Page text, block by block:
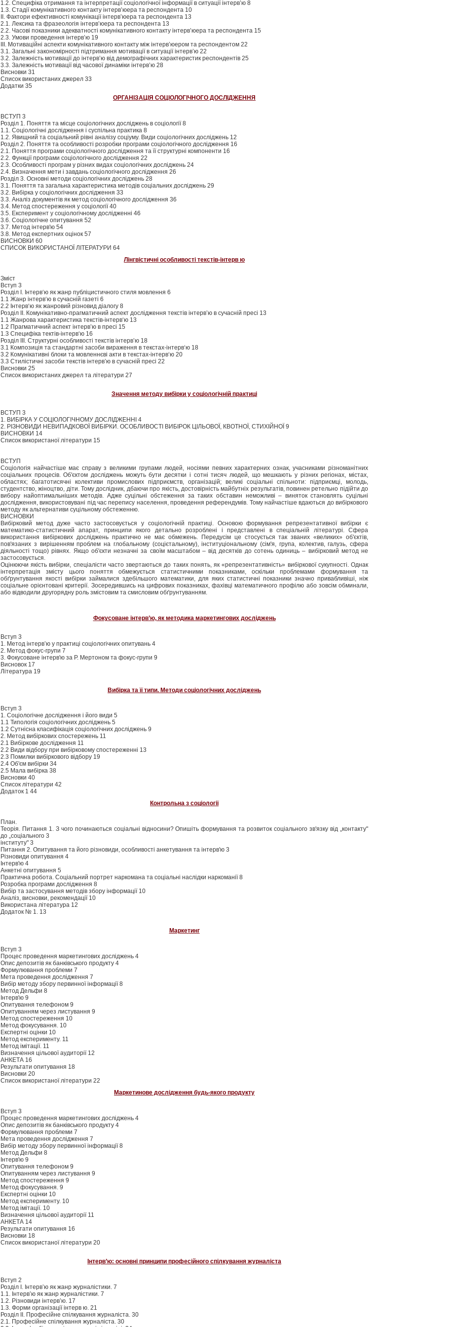
1.2. Специфіка отримання та інтерпретації соціологічної інформації в ситуації інтерв’ю 8
1.3. Стадії комунікативного контакту інтерв’юера та респондента 10
ІІ. Фактори ефективності комунікації інтерв’юера та респондента 13
2.1. Лексика та фразеологія інтерв’юера та респондента 13
2.2. Часові показники адекватності комунікативного контакту інтерв’юера та респондента 15
2.3. Умови проведення інтерв’ю 19
III. Мотиваційні аспекти комунікативного контакту між інтерв’юером та респондентом 22
3.1. Загальні закономірності підтримання мотивації в ситуації інтерв’ю 22
3.2. Залежність мотивації до інтерв’ю від демографічних характеристик респондентів 25
3.3. Залежність мотивації від часової динаміки інтерв’ю 28
Висновки 31
Список використаних джерел 33
Додатки 35
ОРГАНІЗАЦІЯ СОЦІОЛОГІЧНОГО ДОСЛІДЖЕННЯ
ВСТУП 3
Розділ 1. Поняття та місце соціологічних досліджень в соціології 8
1.1. Соціологічні дослідження і суспільна практика 8
1.2. Явищний та соціальний рівні аналізу соціуму. Види соціологічних досліджень 12
Розділ 2. Поняття та особливості розробки програми соціологічного дослідження 16
2.1. Поняття програми соціологічного дослідження та її структурні компоненти 16
2.2. Функції програми соціологічного дослідження 22
2.3. Особливості програм у різних видах соціологічних досліджень 24
2.4. Визначення мети і завдань соціологічного дослідження 26
Розділ 3. Основні методи соціологічних досліджень 28
3.1. Поняття та загальна характеристика методів соціальних досліджень 29
3.2. Вибірка у соціологічних дослідження 33
3.3. Аналіз документів як метод соціологічного дослідження 36
3.4. Метод спостереження у соціології 40
3.5. Експеримент у соціологічному дослідженні 46
3.6. Соціологічне опитування 52
3.7. Метод інтерв'ю 54
3.8. Метод експертних оцінок 57
ВИСНОВКИ 60
СПИСОК ВИКОРИСТАНОЇ ЛІТЕРАТУРИ 64
Лінгвістичні особливості текстів-інтерв ю
Зміст
Вступ 3
Розділ І. Інтерв‘ю як жанр публіцистичного стиля мовлення 6
1.1 Жанр інтерв‘ю в сучасній газеті 6
2.2 Інтерв‘ю як жанровий різновид діалогу 8
Розділ ІІ. Комунікативно-прагматичний аспект дослідження текстів інтерв’ю в сучасній пресі 13
1.1 Жанрова характеристика текстів-інтерв‘ю 13
1.2 Прагматичний аспект інтерв’ю в пресі 15
1.3 Специфіка тектів-інтерв‘ю 16
Розділ ІІІ. Структурні особливості текстів інтерв’ю 18
3.1 Композиція та стандартні засоби вираження в текстах-інтерв‘ю 18
3.2 Комунікативні блоки та мовленнєві акти в текстах-інтерв‘ю 20
3.3 Стилістичні засоби текстів інтерв’ю в сучасній пресі 22
Висновки 25
Список використаних джерел та літератури 27
Значення методу вибірки у соціологічній практиці
ВСТУП 3
1. ВИБІРКА У СОЦІОЛОГІЧНОМУ ДОСЛІДЖЕННІ 4
2. РІЗНОВИДИ НЕВИПАДКОВОЇ ВИБІРКИ. ОСОБЛИВОСТІ ВИБІРОК ЦІЛЬОВОЇ, КВОТНОЇ, СТИХІЙНОЇ 9
ВИСНОВКИ 14
Список використаної літератури 15
ВСТУП
Соціологія найчастіше має справу з великими групами людей, носіями певних характерних ознак, учасниками різноманітних
соціальних процесів. Об'єктом досліджень можуть бути десятки і сотні тисяч людей, що мешкають у різних регіонах, містах,
областях; багатотисячні колективи промислових підприємств, організацій; великі соціальні спільноти: підприємці, молодь,
студентство, жіноцтво, діти. Тому дослідник, дбаючи про якість, достовірність майбутніх результатів, повинен ретельно підійти до
вибору найоптимальніших методів. Адже суцільні обстеження за таких обставин неможливі – виняток становлять суцільні
дослідження, використовувані під час перепису населення, проведення референдумів. Тому найчастіше вдаються до вибіркового
методу як альтернативи суцільному обстеженню.
ВИСНОВКИ
Вибірковий метод дуже часто застосовується у соціологічній практиці. Основою формування репрезентативної вибірки є
математико-статистичний апарат, принципи якого детально розроблені і представлені в спеціальній літературі. Сфера
використання вибіркових досліджень практично не має обмежень. Передусім це стосується так званих «великих» об'єктів,
пов'язаних з вирішенням проблем на глобальному (соцієтальному), інституціональному (сім'я, група, колектив, галузь, сфера
діяльності тощо) рівнях. Якщо об'єкти незначні за своїм масштабом – від десятків до сотень одиниць – вибірковий метод не
застосовується.
Оцінюючи якість вибірки, спеціалісти часто звертаються до таких понять, як «репрезентативність» вибіркової сукупності. Однак
інтерпретація змісту цього поняття обмежується статистичними показниками, оскільки проблемами формування та
обґрунтування якості вибірки займалися здебільшого математики, для яких статистичні показники значно привабливіші, ніж
соціальне орієнтовані критерії. Зосередившись на цифрових показниках, фахівці математичного профілю або зовсім обминали,
або відводили другорядну роль змістовим та смисловим обґрунтуванням.
Фокусоване інтерв’ю, як методика маркетингових досліджень
Вступ 3
1. Метод інтерв’ю у практиці соціологічних опитувань 4
2. Метод фокус-групи 7
3. Фокусоване інтерв'ю за Р. Мертоном та фокус-групи 9
Висновок 17
Література 19
Вибірка та її типи. Методи соціологічних досліджень
Вступ 3
1. Соціологічне дослідження і його види 5
1.1 Типологія соціологічних досліджень 5
1.2 Сутнісна класифікація соціологічних досліджень 9
2. Метод вибіркових спостережень 11
2.1 Вибіркове дослідження 11
2.2 Види відбору при вибірковому спостереженні 13
2.3 Помилки вибіркового відбору 19
2.4 Об'єм вибірки 34
2.5 Мала вибірка 38
Висновки 40
Список літератури 42
Додаток 1 44
Контрольна з соціології
План.
Теорія. Питання 1. З чого починаються соціальні відносини? Опишіть формування та розвиток соціального зв'язку від „контакту"
до „соціального 3
інституту" 3
Питання 2. Опитування та його різновиди, особливості анкетування та інтерв'ю 3
Різновиди опитування 4
Інтерв'ю 4
Анкетні опитування 5
Практична робота. Соціальний портрет наркомана та соціальні наслідки наркоманії 8
Розробка програми дослідження 8
Вибір та застосування методів збору інформації 10
Аналіз, висновки, рекомендації 10
Використана література 12
Додаток № 1. 13
Маркетинг
Вступ 3
Процес проведення маркетингових досліджень 4
Опис депозитів як банківського продукту 4
Формулювання проблеми 7
Мета проведення дослідження 7
Вибір методу збору первинної інформації 8
Метод Дельфи 8
Інтерв'ю 9
Опитування телефоном 9
Опитуванням через листування 9
Метод спостереження 10
Метод фокусування. 10
Експертні оцінки 10
Метод експерименту. 11
Метод імітації. 11
Визначення цільової аудиторії 12
АНКЕТА 16
Результати опитування 18
Висновки 20
Список використаної літератури 22
Маркетинове дослідження будь-якого продукту
Вступ 3
Процес проведення маркетингових досліджень 4
Опис депозитів як банківського продукту 4
Формулювання проблеми 7
Мета проведення дослідження 7
Вибір методу збору первинної інформації 8
Метод Дельфи 8
Інтерв'ю 9
Опитування телефоном 9
Опитуванням через листування 9
Метод спостереження 9
Метод фокусування. 9
Експертні оцінки 10
Метод експерименту. 10
Метод імітації. 10
Визначення цільової аудиторії 11
АНКЕТА 14
Результати опитування 16
Висновки 18
Список використаної літератури 20
Інтерв’ю: основні принципи професійного спілкування журналіста
Вступ 2
Розділ І. Інтерв’ю як жанр журналістики. 7
1.1. Інтерв’ю як жанр журналістики. 7
1.2. Різновиди інтерв’ю. 17
1.3. Форми організації інтерв ю. 21
Розділ ІІ. Професійне спілкування журналіста. 30
2.1. Професійне спілкування журналіста. 30